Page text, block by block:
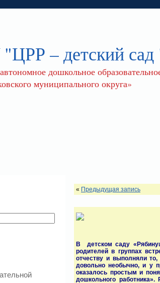
– детский
дошкольное
муниципального округа»
« Предыдущая запись
В детском саду
родителей в группах
отчеству и выполняли
довольно необычно, и у
оказалось простым и
дошкольного